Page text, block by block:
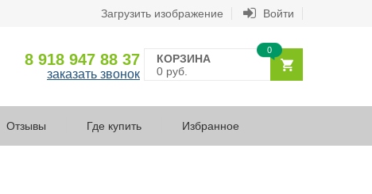
Загрузить изображение Войти
8 918 947 88 37
заказать звонок
КОРЗИНА
0 руб.
0
Отзывы Где купить Избранное